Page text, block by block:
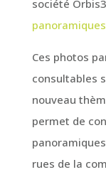
société
Ces photos
consultables
nouveau
permet de
rues de la